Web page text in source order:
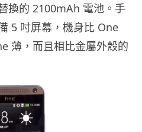
換的 2100mAh 電池。手
5 吋屏幕，機身比 One
薄，而且相比金屬外殼的